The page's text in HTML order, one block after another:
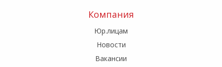
Компания
Юр.лицам
Новости
Вакансии